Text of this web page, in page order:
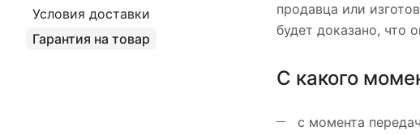
продавца или
будет доказано, что
С какого
с момента
Условия доставки
Гарантия на товар